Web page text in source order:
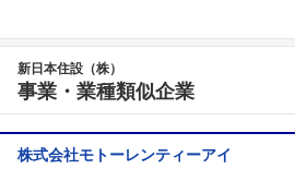
新日本住設（株）
事業・業種類似企業
株式会社モトーレンティーアイ